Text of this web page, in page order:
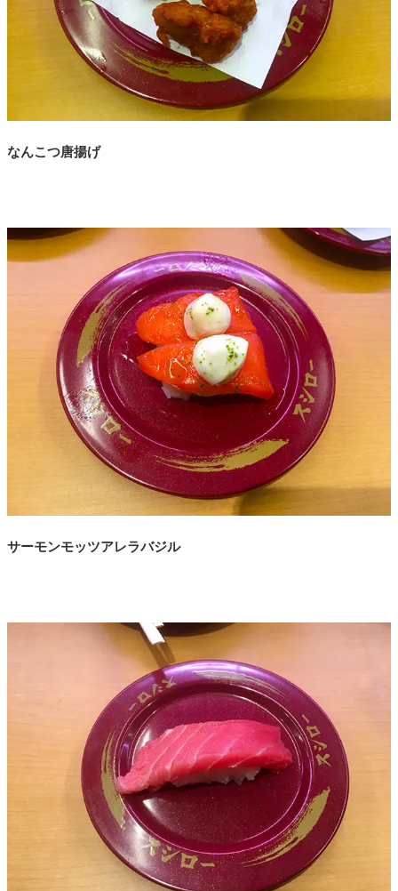
なんこつ唐揚げ
サーモンモッツアレラバジル